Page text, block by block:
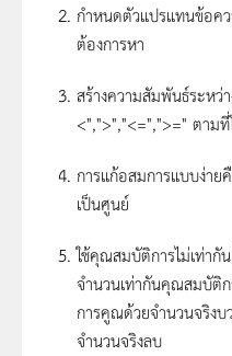
กำหนดตัวแปรแทนข้อค
ต้องการหา
สร้างความสัมพันธ์ระห
<",">","<=",">=" ตาม
การแก้อสมการแบบง่าย
เป็นศูนย์
ใช้คุณสมบัติการไม่เท่า
จำนวนเท่ากันคุณสมบัติ
การคูณด้วยจำนวนจริง
จำนวนจริงลบ